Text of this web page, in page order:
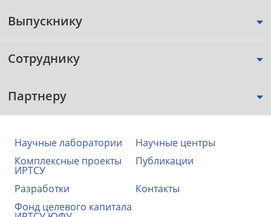
Выпускнику
Сотруднику
Партнеру
Научные лаборатории
Научные центры
Комплексные проекты
ИРТСУ
Публикации
Разработки
Контакты
Фонд целевого капитала